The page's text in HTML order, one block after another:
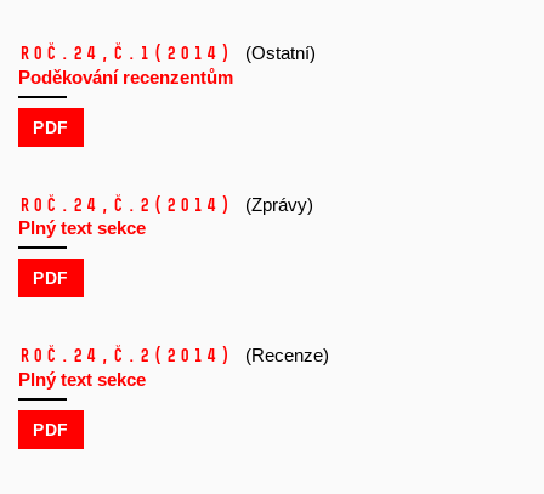
Roč.24, č.1 (2014)
(Ostatní)
Poděkování recenzentům
PDF
Roč.24, č.2 (2014)
(Zprávy)
Plný text sekce
PDF
Roč.24, č.2 (2014)
(Recenze)
Plný text sekce
PDF